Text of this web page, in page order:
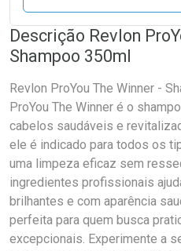
Descrição Revlon
Shampoo 350ml
Revlon ProYou The Winner -
ProYou The Winner é o
cabelos saudáveis e
ele é indicado para todos os
uma limpeza eficaz sem
ingredientes profissionais
brilhantes e com aparência
perfeita para quem busca
excepcionais. Experimente a